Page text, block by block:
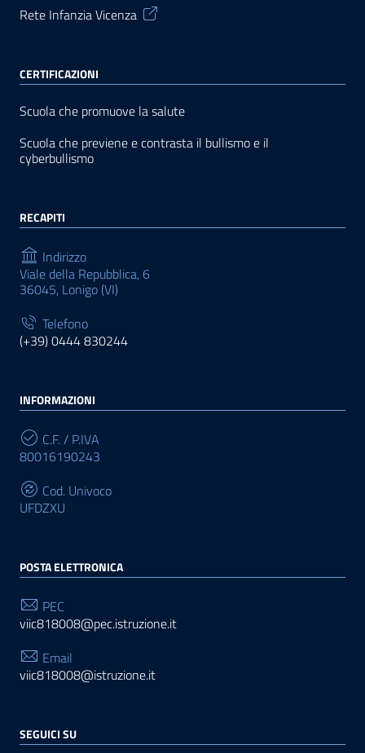
Rete Infanzia Vicenza
CERTIFICAZIONI
Scuola che promuove la salute
Scuola che previene e contrasta il bullismo e il
cyberbullismo
RECAPITI
Indirizzo
Viale della Repubblica, 6
36045, Lonigo (VI)
Telefono
(+39) 0444 830244
INFORMAZIONI
C.F. / P.IVA
80016190243
Cod. Univoco
UFDZXU
POSTA ELETTRONICA
PEC
viic818008@pec.istruzione.it
Email
viic818008@istruzione.it
SEGUICI SU